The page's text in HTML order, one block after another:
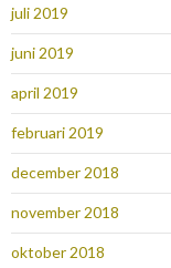
juli 2019
juni 2019
april 2019
februari 2019
december 2018
november 2018
oktober 2018